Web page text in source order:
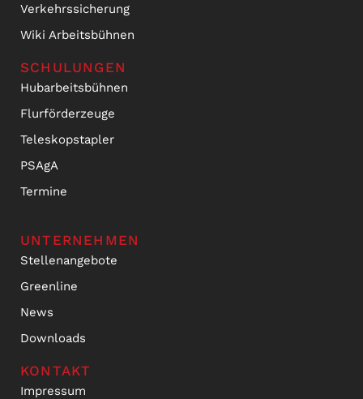
Verkehrssicherung
Wiki Arbeitsbühnen
SCHULUNGEN
Hubarbeitsbühnen
Flurförderzeuge
Teleskopstapler
PSAgA
Termine
UNTERNEHMEN
Stellenangebote
Greenline
News
Downloads
KONTAKT
Impressum